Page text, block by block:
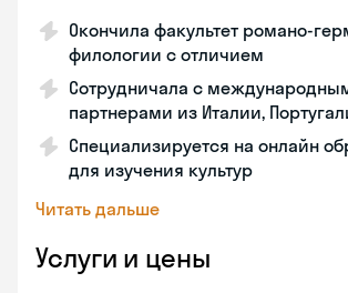
Окончила факультет романо-
филологии с отличием
Сотрудничала с
партнерами из Италии,
Специализируется на онлайн
для изучения культур
Читать дальше
Услуги и цены